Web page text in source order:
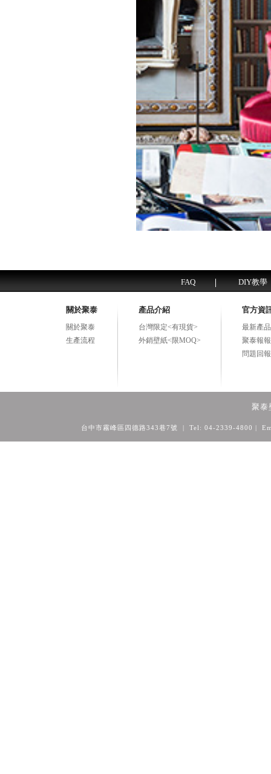
FAQ DIY教學
關於聚泰
關於聚泰
生產流程
產品介紹
台灣限定<有現貨>
外銷壁紙<限MOQ>
官方資
最新產
聚泰報報
問題回報
聚泰
台中市霧峰區四德路343巷7號 | Tel: 04-2339-4800 |